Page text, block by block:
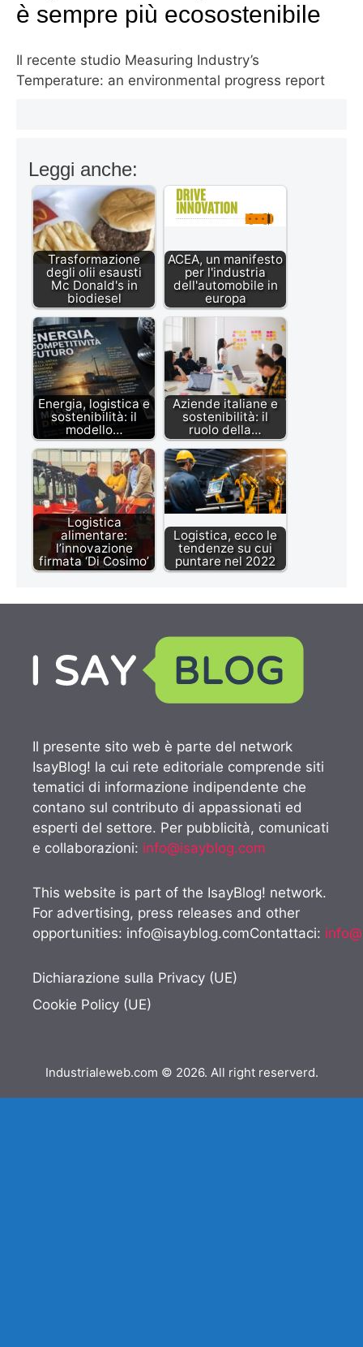
è sempre più ecosostenibile
Il recente studio Measuring Industry’s
Temperature: an environmental progress report
Leggi anche:
Trasformazione
degli olii esausti
Mc Donald's in
biodiesel
ACEA, un manifesto
per l'industria
dell'automobile in
europa
Energia, logistica e
sostenibilità: il
modello…
Aziende italiane e
sostenibilità: il
ruolo della…
Logistica
alimentare:
l’innovazione
firmata ‘Di Cosimo’
Logistica, ecco le
tendenze su cui
puntare nel 2022
Il presente sito web è parte del network
IsayBlog! la cui rete editoriale comprende siti
tematici di informazione indipendente che
contano sul contributo di appassionati ed
esperti del settore. Per pubblicità, comunicati
e collaborazioni: info@isayblog.com
This website is part of the IsayBlog! network.
For advertising, press releases and other
opportunities: info@isayblog.comContattaci:
Dichiarazione sulla Privacy (UE)
Cookie Policy (UE)
Industrialeweb.com © 2026. All right reserverd.